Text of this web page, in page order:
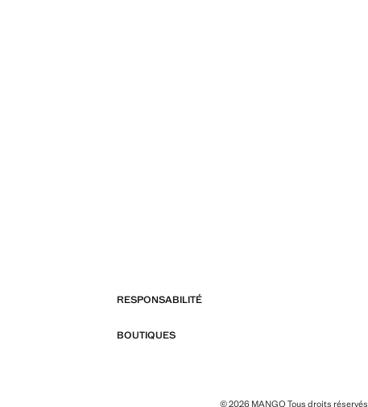
RESPONSABILITÉ
BOUTIQUES
© 2026 MANGO Tous droits réservés